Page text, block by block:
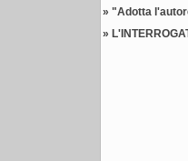
» "Adotta
»